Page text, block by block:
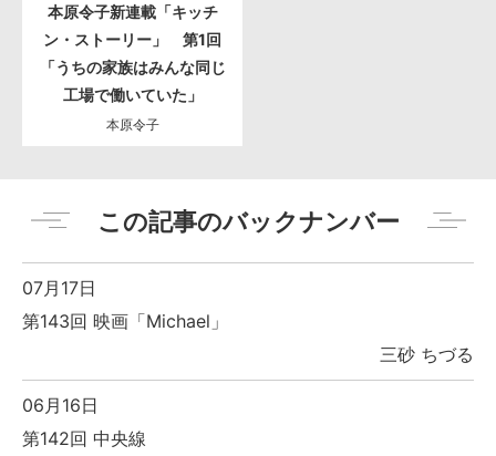
本原令子新連載「キッチ
ン・ストーリー」 第1回
「うちの家族はみんな同じ
工場で働いていた」
本原令子
この記事のバックナンバー
07月17日
第143回 映画「Michael」
三砂 ちづる
06月16日
第142回 中央線